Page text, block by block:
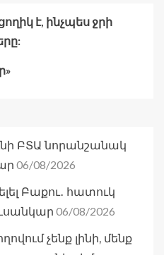
է, ինչպես ջրի
ԲՏԱ նորանշանակ
06/08/2026
Բաքու․ հատուկ
06/08/2026
չենք լինի, մենք